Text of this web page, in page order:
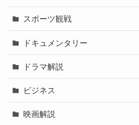
スポーツ観戦
ドキュメンタリー
ドラマ解説
ビジネス
映画解説